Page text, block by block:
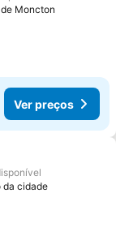
Moncton
Ver preços
favoritos
da cidade